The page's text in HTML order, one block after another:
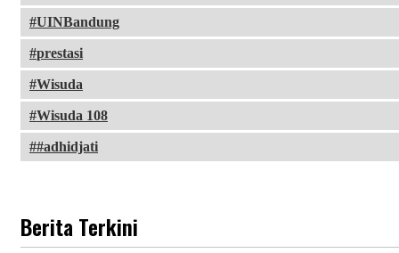
UINBandung
prestasi
Wisuda
Wisuda 108
#adhidjati
Berita Terkini